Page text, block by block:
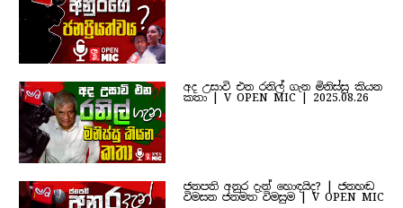
අද උසාවි එන රනිල් ගැන මිනිස්සු කියන
කතා | V OPEN MIC | 2025.08.26
ජනපති අනුර දැන් හොඳයිද? | ජනහඬ
විමසන ජනමත විමසුම | V OPEN MIC